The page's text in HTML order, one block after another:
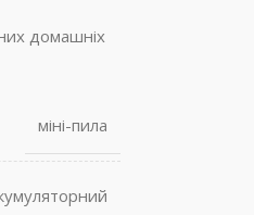
домашніх
міні-пила